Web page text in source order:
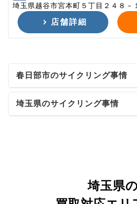
埼玉県越谷市宮本町５丁目２４８－
店舗詳細
春日部市のサイクリング事情
埼玉県のサイクリング事情
埼玉県の